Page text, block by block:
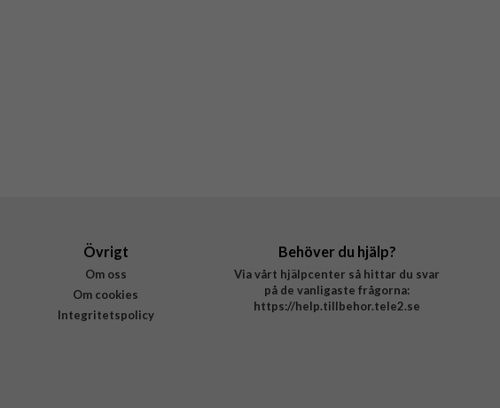
Övrigt
Om oss
Om cookies
Integritetspolicy
Behöver du hjälp?
Via vårt hjälpcenter så hittar du svar
på de vanligaste frågorna:
https://help.tillbehor.tele2.se